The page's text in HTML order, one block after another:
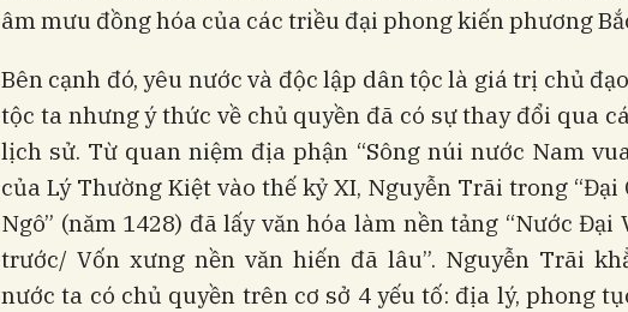
âm mưu đồng hóa của các triều đại phong kiến phương
Bên cạnh đó, yêu nước và độc lập dân tộc là giá trị chủ
tộc ta nhưng ý thức về chủ quyền đã có sự thay đổi qua
lịch sử. Từ quan niệm địa phận “Sông núi nước Nam
của Lý Thường Kiệt vào thế kỷ XI, Nguyễn Trãi trong “Đại
Ngô” (năm 1428) đã lấy văn hóa làm nền tảng “Nước Đại
trước/ Vốn xưng nền văn hiến đã lâu”. Nguyễn Trãi
nước ta có chủ quyền trên cơ sở 4 yếu tố: địa lý, phong